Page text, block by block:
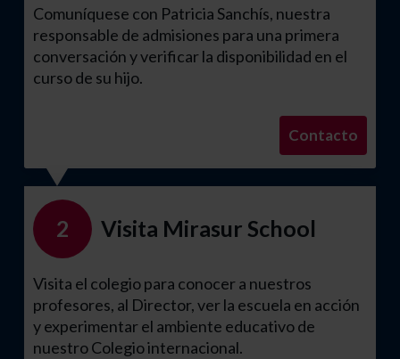
Comuníquese con Patricia Sanchís, nuestra
responsable de admisiones para una primera
conversación y verificar la disponibilidad en el
curso de su hijo.
Contacto
2 Visita Mirasur School
Visita el colegio para conocer a nuestros
profesores, al Director, ver la escuela en acción
y experimentar el ambiente educativo de
nuestro Colegio internacional.